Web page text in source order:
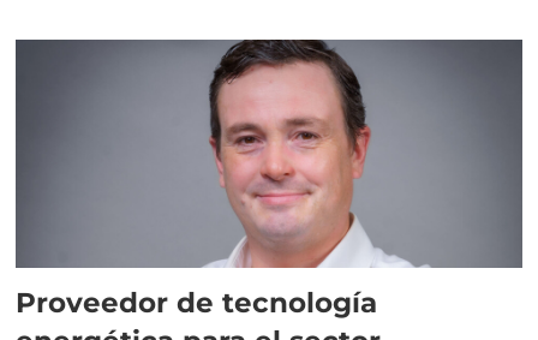
Proveedor de tecnología